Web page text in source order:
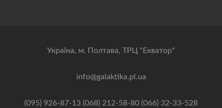
Українa, м. Полтава, ТРЦ "Екватор"
info@galaktika.pl.ua
(095) 926-87-13 (068) 212-58-80 (066) 32-33-528